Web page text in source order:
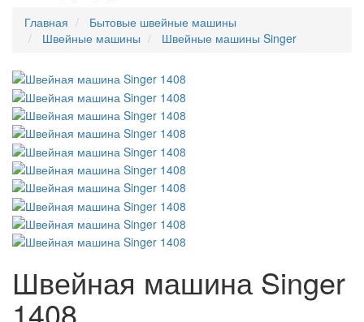
Главная
Бытовые швейные машины
Швейные машины
Швейные машины Singer
Швейная машина Singer
1408